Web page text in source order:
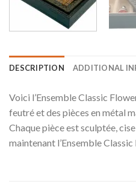
DESCRIPTION ADDITIONAL
Voici l’Ensemble Classic
feutré et des pièces en métal
Chaque pièce est sculptée,
maintenant l’Ensemble